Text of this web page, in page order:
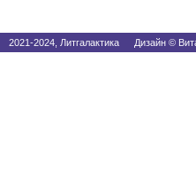
2021-2024, Литгалактика Дизайн ©